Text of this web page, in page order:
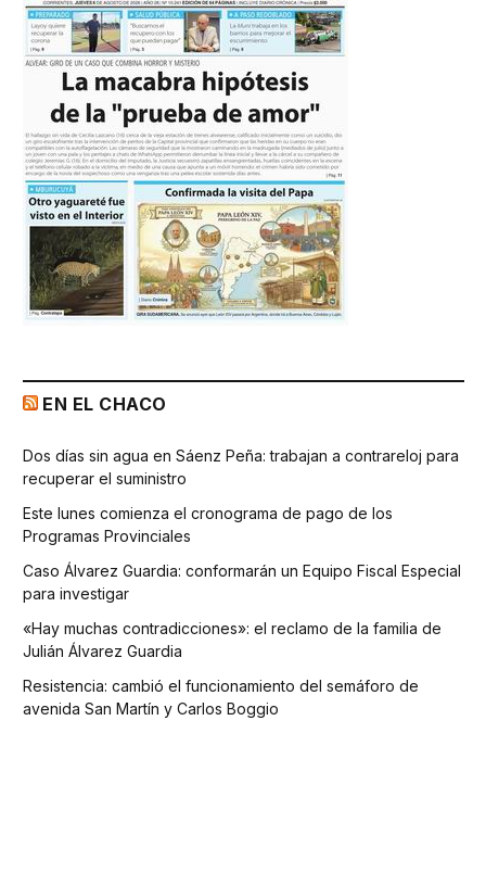
EN EL CHACO
Dos días sin agua en Sáenz Peña: trabajan a contrareloj para
recuperar el suministro
Este lunes comienza el cronograma de pago de los
Programas Provinciales
Caso Álvarez Guardia: conformarán un Equipo Fiscal Especial
para investigar
«Hay muchas contradicciones»: el reclamo de la familia de
Julián Álvarez Guardia
Resistencia: cambió el funcionamiento del semáforo de
avenida San Martín y Carlos Boggio